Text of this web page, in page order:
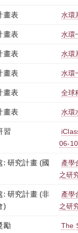
畫表 水環
畫表 水環
畫表 水環
畫表 水環
畫表 全球
畫表 水環
習
06-
: 研究計畫 (國
產學
之研
: 研究計畫 (非
)
產學
之研
勵
The